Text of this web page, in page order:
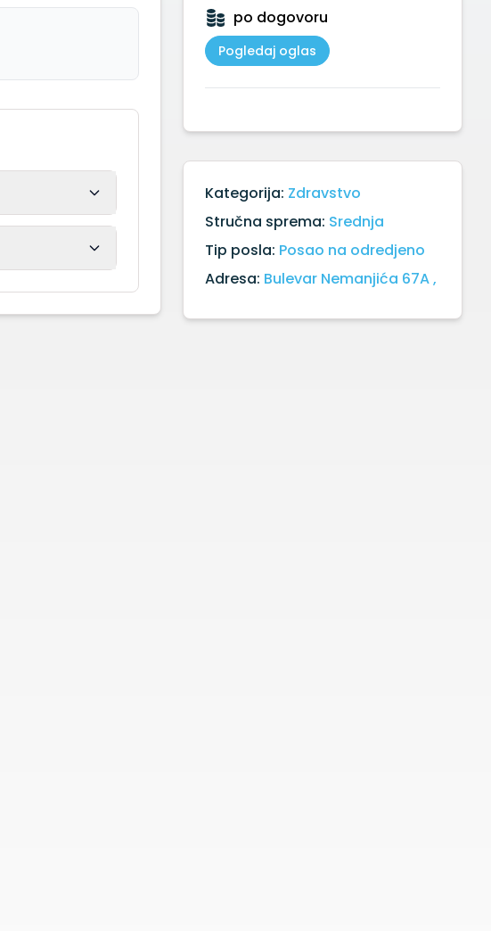
po dogovoru
Pogledaj oglas
Kategorija: Zdravstvo
Stručna sprema: Srednja
Tip posla: Posao na odredjeno
Adresa: Bulevar Nemanjića 67A ,